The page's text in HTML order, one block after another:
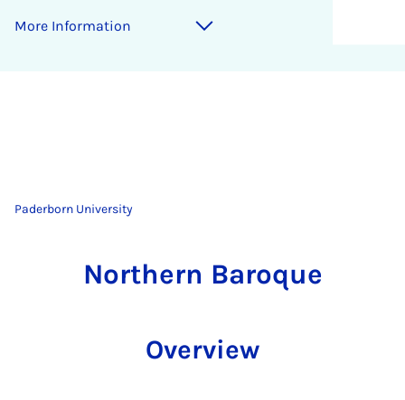
More Information
Paderborn University
Northern Baroque
Overview